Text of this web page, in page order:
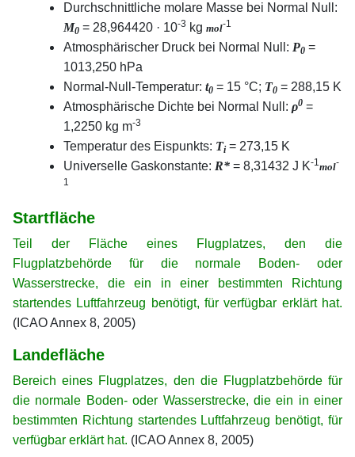
Durchschnittliche molare Masse bei Normal Null:
M0 = 28,964420 · 10-3 kg mol-1
Atmosphärischer Druck bei Normal Null: P0 =
1013,250 hPa
Normal-Null-Temperatur: t0 = 15 °C; T0 = 288,15 K
Atmosphärische Dichte bei Normal Null: ρ0 =
1,2250 kg m-3
Temperatur des Eispunkts: Ti= 273,15 K
Universelle Gaskonstante: R* = 8,31432 J K-1mol-
1
Startfläche
Teil der Fläche eines Flugplatzes, den die
Flugplatzbehörde für die normale Boden- oder
Wasserstrecke, die ein in einer bestimmten Richtung
startendes Luftfahrzeug benötigt, für verfügbar erklärt hat.
(ICAO Annex 8, 2005)
Landefläche
Bereich eines Flugplatzes, den die Flugplatzbehörde für
die normale Boden- oder Wasserstrecke, die ein in einer
bestimmten Richtung startendes Luftfahrzeug benötigt, für
verfügbar erklärt hat. (ICAO Annex 8, 2005)